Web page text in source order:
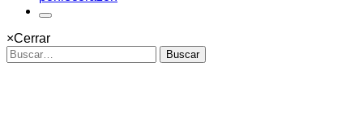
×Cerrar
Buscar